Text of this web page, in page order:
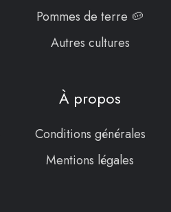
Pommes de terre 🥔
Autres cultures
À propos
Conditions générales
Mentions légales